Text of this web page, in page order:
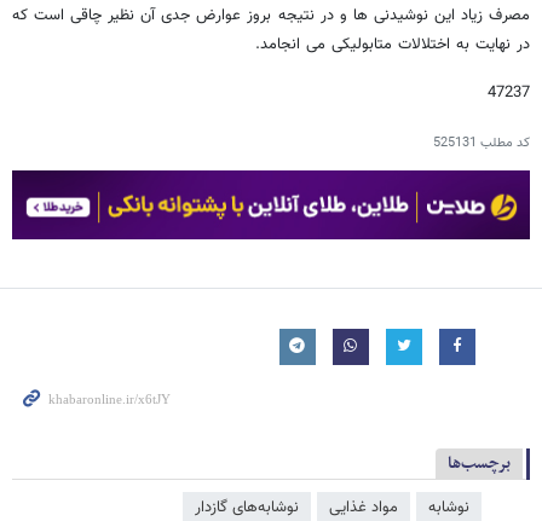
مصرف زیاد این نوشیدنی ها و در نتیجه بروز عوارض جدی آن نظیر چاقی است که
در نهایت به اختلالات متابولیکی می انجامد.
47237
کد مطلب 525131
برچسب‌ها
نوشابه مواد غذایی نوشابه‌های گازدار